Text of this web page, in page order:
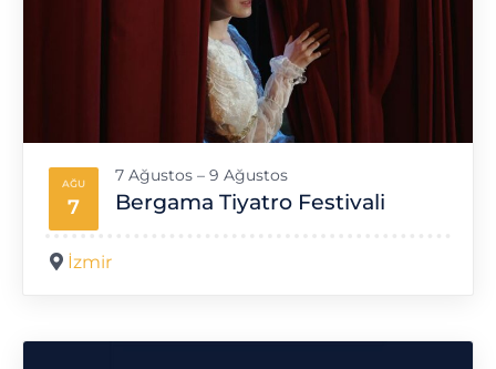
AĞU
7 Bergama Tiyatro Festivali
7 Ağustos – 9 Ağustos
İzmir